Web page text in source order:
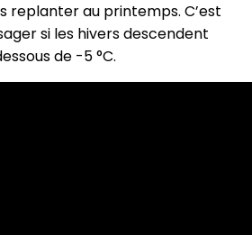
replanter au printemps. C’est
si les hivers descendent
de -5 °C.